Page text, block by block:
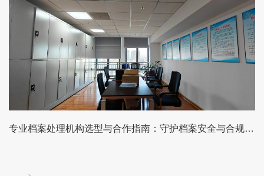
专业档案处理机构选型与合作指南：守护档案安全与合规的可靠伙伴